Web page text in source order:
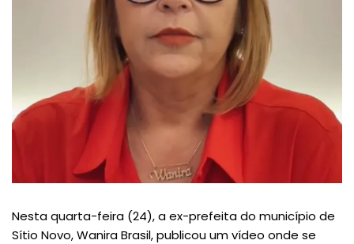
Nesta quarta-feira (24), a ex-prefeita do município de
Sítio Novo, Wanira Brasil, publicou um vídeo onde se